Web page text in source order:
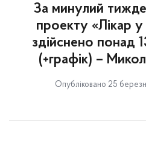
За минулий
проекту «Лікар
здійснено понад
(+графік) –
Опубліковано 25